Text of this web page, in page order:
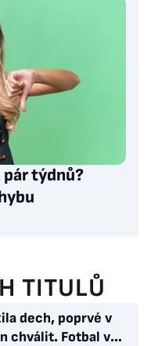
týdnů?
TITULŮ
dech, poprvé v
chválit. Fotbal v